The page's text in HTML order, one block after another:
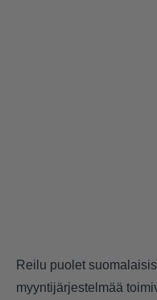
Reilu puolet
myyntijärjestelmää